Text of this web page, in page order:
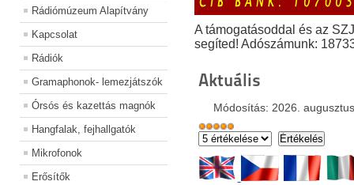
Rádiómúzeum Alapítvány
Kapcsolat
Rádiók
Gramaphonok- lemezjátszók
Órsós és kazettás magnók
Hangfalak, fejhallgatók
Mikrofonok
Erősítők
A támogatásoddal és az
segíted! Adószámunk:
Aktuális
Módosítás: 2026.